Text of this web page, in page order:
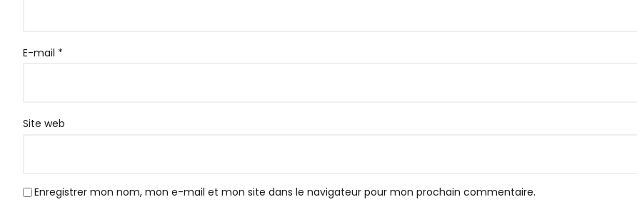
E-mail *
Site web
Enregistrer mon nom, mon e-mail et mon site dans le navigateur pour mon prochain commentaire.